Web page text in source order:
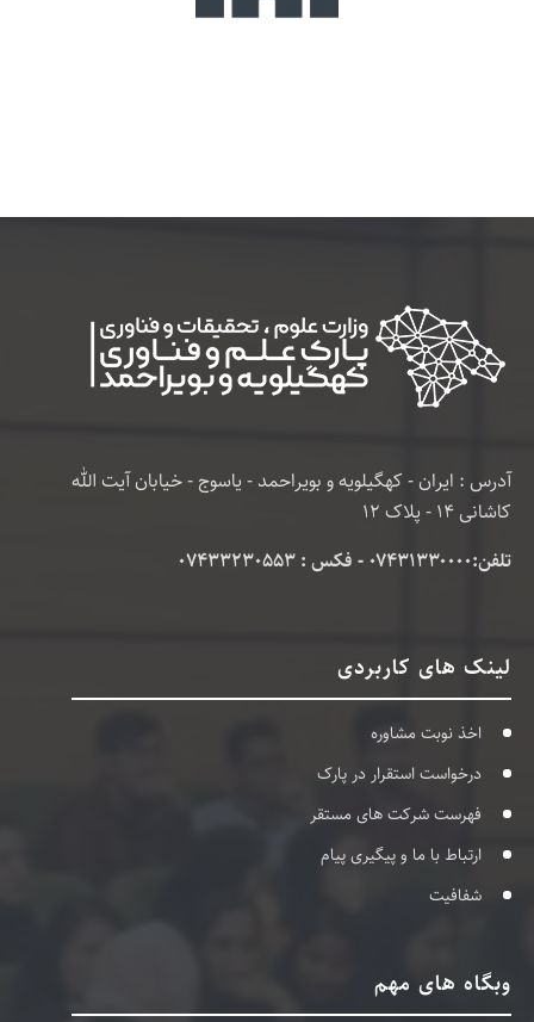
آدرس : ایران - کهگیلویه و بویراحمد - یاسوج - خیابان آیت الله
کاشانی 14 - پلاک 12
تلفن:۰۷۴۳۱۳۳۰۰۰۰ - فکس : 07433230553
لینک های کاربردی
اخذ نوبت مشاوره
درخواست استقرار در پارک
فهرست شرکت های مستقر
ارتباط با ما و پیگیری پیام
شفافیت
وبگاه های مهم